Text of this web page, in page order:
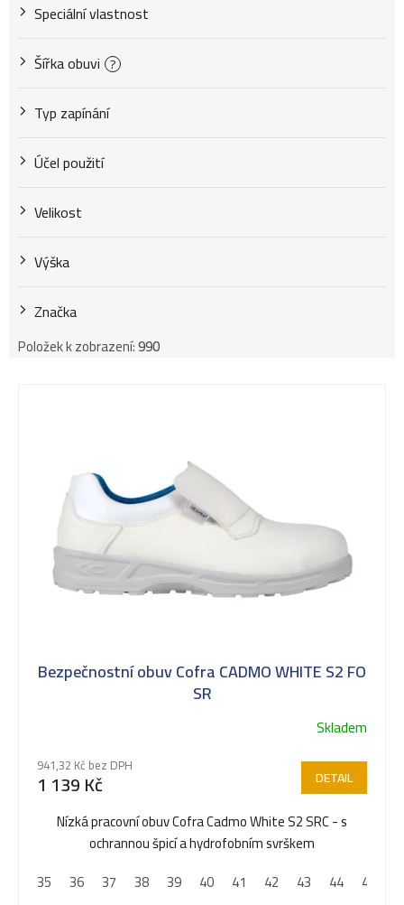
Speciální vlastnost
Šířka obuvi ?
Typ zapínání
Účel použití
Velikost
Výška
Značka
Položek k zobrazení:990
Bezpečnostní obuv Cofra CADMO WHITE S2 FO
SR
Skladem
941,32 Kč bez DPH
1 139 Kč DETAIL
Nízká pracovní obuv Cofra Cadmo White S2 SRC - s
ochrannou špicí a hydrofobním svrškem
35
36 37 38 39 40 41 42 43 44 45